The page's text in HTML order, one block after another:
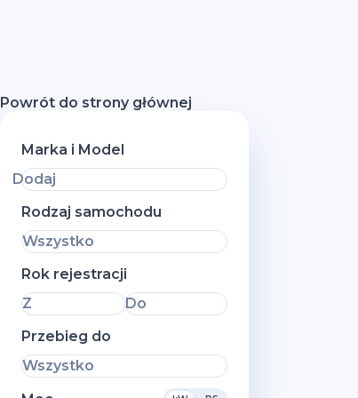
Powrót do strony głównej
Marka i Model
Dodaj
Rodzaj samochodu
Wszystko
Rok rejestracji
Z
Do
Przebieg do
Wszystko